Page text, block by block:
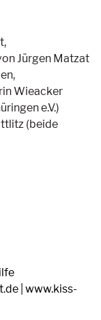
Jürgen Matzat
Wieacker
e.V.)
(beide
| www.kiss-